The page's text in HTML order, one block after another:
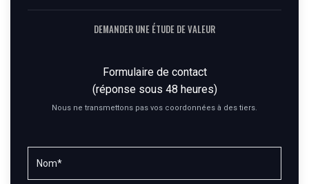
DEMANDER UNE ÉTUDE DE VALEUR
Formulaire de contact
(réponse sous 48 heures)
Nous ne transmettons pas vos coordonnées à des tiers.